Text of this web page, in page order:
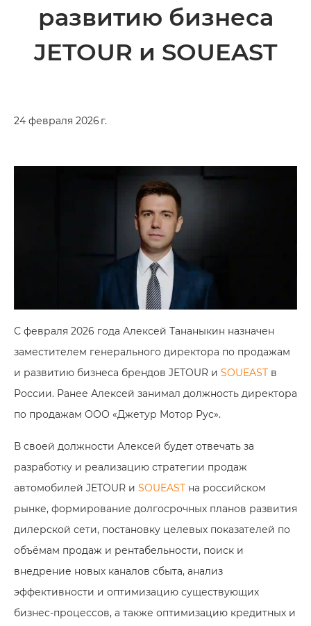
развитию бизнеса
JETOUR и SOUEAST
24 февраля 2026 г.
С февраля 2026 года Алексей Тананыкин назначен
заместителем генерального директора по продажам
и развитию бизнеса брендов JETOUR и SOUEAST в
России. Ранее Алексей занимал должность директора
по продажам ООО «Джетур Мотор Рус».
В своей должности Алексей будет отвечать за
разработку и реализацию стратегии продаж
автомобилей JETOUR и SOUEAST на российском
рынке, формирование долгосрочных планов развития
дилерской сети, постановку целевых показателей по
объёмам продаж и рентабельности, поиск и
внедрение новых каналов сбыта, анализ
эффективности и оптимизацию существующих
бизнес‑процессов, а также оптимизацию кредитных и